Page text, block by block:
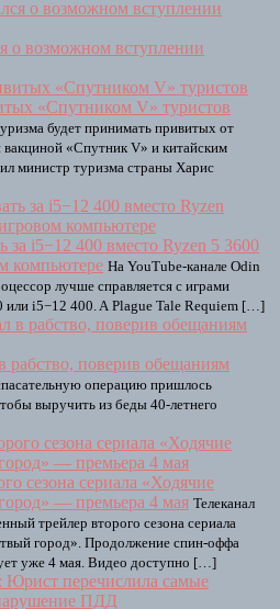
о возможном вступлении
«Спутником V» туристов
будет принимать привитых от
вакциной «Спутник V» и китайским
министр туризма страны Харис
за i5−12 400 вместо Ryzen 5 3600
компьютере На YouTube-канале Odin
лучше справляется с играми
или i5−12 400. A Plague Tale Requiem […]
рабство, поверив обещаниям
операцию пришлось
выручить из беды 40-летнего
сезона сериала «Ходячие
— премьера 4 мая Телеканал
трейлер второго сезона сериала
город». Продолжение спин-оффа
уже 4 мая. Видео доступно […]